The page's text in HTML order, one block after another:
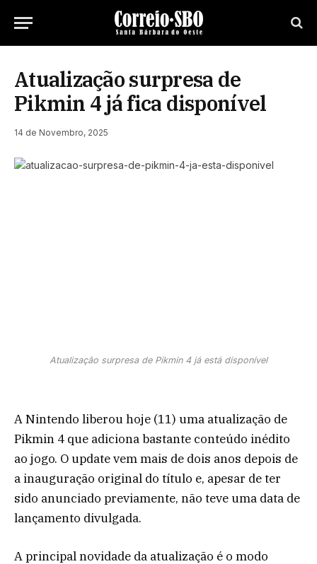
Atualização surpresa de
Pikmin 4 já fica disponível
14 de Novembro, 2025
Atualização surpresa de Pikmin 4 já está disponível
A Nintendo liberou hoje (11) uma atualização de
Pikmin 4 que adiciona bastante conteúdo inédito
ao jogo. O update vem mais de dois anos depois de
a inauguração original do título e, apesar de ter
sido anunciado previamente, não teve uma data de
lançamento divulgada.
A principal novidade da atualização é o modo